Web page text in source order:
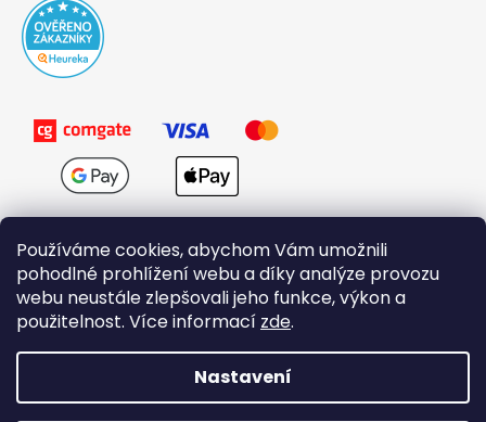
Používáme cookies, abychom Vám umožnili
pohodlné prohlížení webu a díky analýze provozu
webu neustále zlepšovali jeho funkce, výkon a
použitelnost. Více informací zde.
Nastavení